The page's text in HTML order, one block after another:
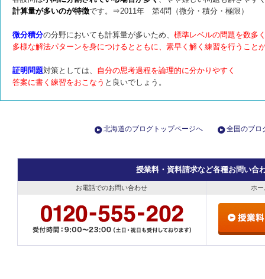
計算量が多いのが特徴です。⇒2011年 第4問（微分・積分・極限）
微分積分の分野においても計算量が多いため、 標準レベルの問題を数多
多様な解法パターンを身につけるとともに、素早く解く練習を行うこと
証明問題対策としては、 自分の思考過程を論理的に分かりやすく
答案に書く練習をおこなう と良いでしょう。
北海道のブログトップページへ 全国のブロ
授業料・資料請求など各種お問い合
お電話でのお問い合わせ ホ